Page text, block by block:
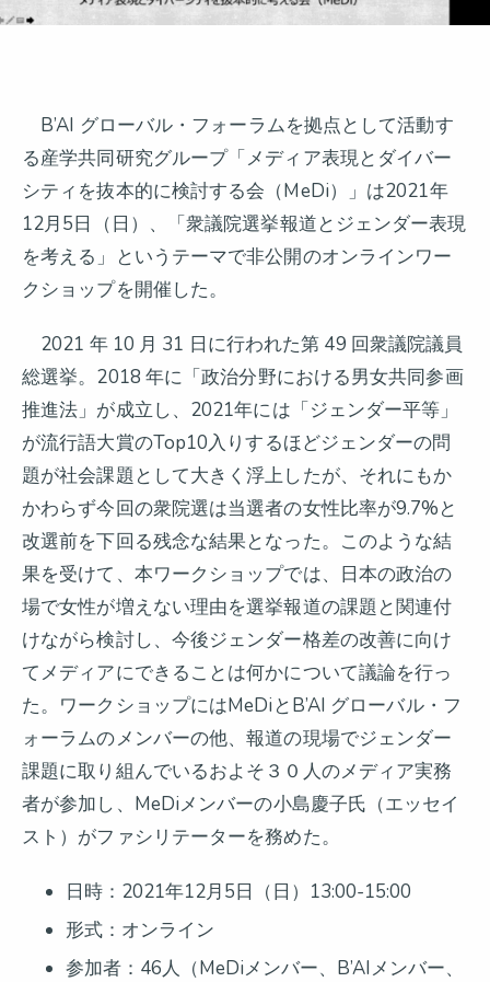
B’AI グローバル・フォーラムを拠点として活動す
る産学共同研究グループ「メディア表現とダイバー
シティを抜本的に検討する会（MeDi）」は2021年
12月5日（日）、「衆議院選挙報道とジェンダー表現
を考える」というテーマで非公開のオンラインワー
クショップを開催した。
2021 年 10 月 31 日に行われた第 49 回衆議院議員
総選挙。2018 年に「政治分野における男女共同参画
推進法」が成立し、2021年には「ジェンダー平等」
が流行語大賞のTop10入りするほどジェンダーの問
題が社会課題として大きく浮上したが、それにもか
かわらず今回の衆院選は当選者の女性比率が9.7%と
改選前を下回る残念な結果となった。このような結
果を受けて、本ワークショップでは、日本の政治の
場で女性が増えない理由を選挙報道の課題と関連付
けながら検討し、今後ジェンダー格差の改善に向け
てメディアにできることは何かについて議論を行っ
た。ワークショップにはMeDiとB’AI グローバル・フ
ォーラムのメンバーの他、報道の現場でジェンダー
課題に取り組んでいるおよそ３０人のメディア実務
者が参加し、MeDiメンバーの小島慶子氏（エッセイ
スト）がファシリテーターを務めた。
日時：2021年12月5日（日）13:00-15:00
形式：オンライン
参加者：46人（MeDiメンバー、B’AIメンバー、